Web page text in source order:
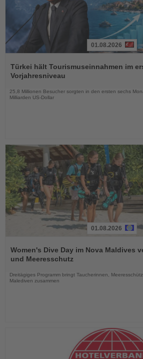
Sie
die
Nachrichten
01.08.2026
Türkei hält Tourismuseinnahmen im
Vorjahresniveau
25,8 Millionen Besucher sorgten in den ersten sechs
Milliarden US-Dollar
Sie
die
01.08.2026
Women's Dive Day im Nova Maldives
und Meeresschutz
Dreitägiges Programm bringt Taucherinnen,
Malediven zusammen